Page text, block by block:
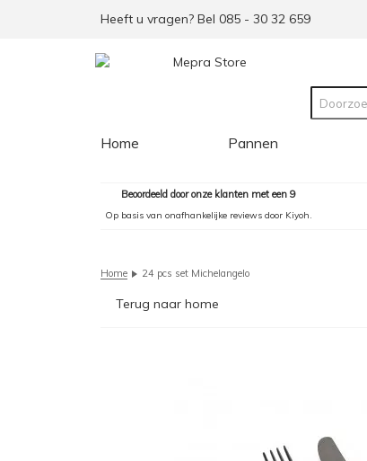
Heeft u vragen? Bel 085 - 30 32 659
Home Pannen
Beoordeeld door onze klanten met een 9
Op basis van onafhankelijke reviews door Kiyoh.
Home 24 pcs set Michelangelo
Terug naar home